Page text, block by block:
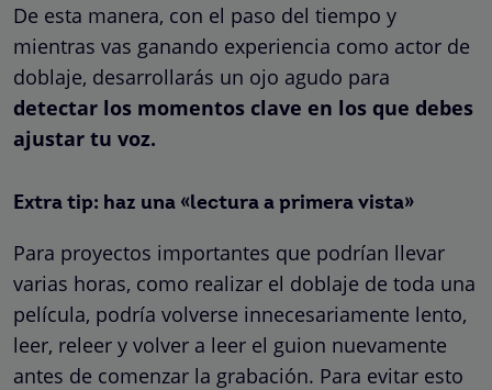
De esta manera, con el paso del tiempo y
mientras vas ganando experiencia como actor de
doblaje, desarrollarás un ojo agudo para
detectar los momentos clave en los que debes
ajustar tu voz.
Extra tip: haz una «lectura a primera vista»
Para proyectos importantes que podrían llevar
varias horas, como realizar el doblaje de toda una
película, podría volverse innecesariamente lento,
leer, releer y volver a leer el guion nuevamente
antes de comenzar la grabación. Para evitar esto